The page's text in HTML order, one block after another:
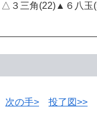
△３三角(22)▲６八玉
次の手> 投了図>>